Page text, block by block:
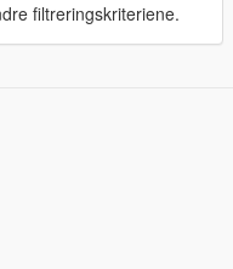
filtreringskriteriene.